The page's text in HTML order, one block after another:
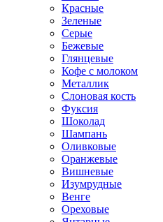
Красные
Зеленые
Серые
Бежевые
Глянцевые
Кофе с молоком
Металлик
Слоновая кость
Фуксия
Шоколад
Шампань
Оливковые
Оранжевые
Вишневые
Изумрудные
Венге
Ореховые